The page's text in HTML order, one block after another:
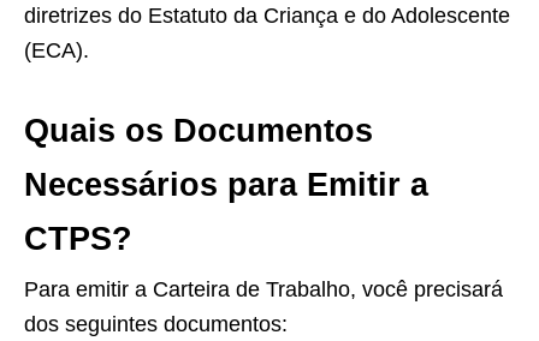
diretrizes do Estatuto da Criança e do Adolescente
(ECA).
Quais os Documentos
Necessários para Emitir a
CTPS?
Para emitir a Carteira de Trabalho, você precisará
dos seguintes documentos: